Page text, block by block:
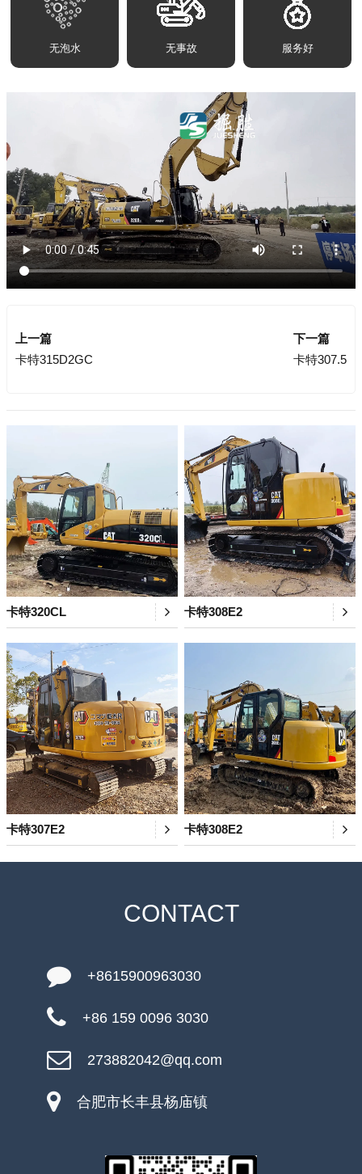
无泡水 无事故 服务好
上一篇
卡特315D2GC
下一篇
卡特307.5
卡特320CL 卡特308E2
卡特307E2 卡特308E2
CONTACT
+8615900963030
+86 159 0096 3030
273882042@qq.com
合肥市长丰县杨庙镇